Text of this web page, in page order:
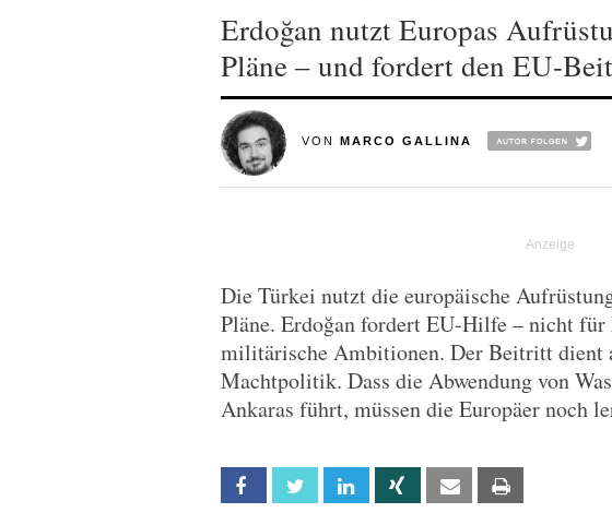
Erdoğan nutzt Europas
Pläne – und fordert den EU-
VON MARCO GALLINA
Die Türkei nutzt die europäische
Pläne. Erdoğan fordert EU-Hilfe – nicht für
militärische Ambitionen. Der Beitritt dient
Machtpolitik. Dass die Abwendung von
Ankaras führt, müssen die Europäer noch
Facebook Twitter Linkedin Xing Email